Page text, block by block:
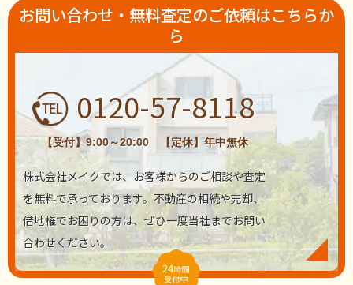
お問い合わせ・無料査定のご依頼はこちらか
ら
0120-57-8118
【受付】9:00～20:00 【定休】年中無休
株式会社メイクでは、お客様からのご相談や査定
を無料で承っております。不動産の相続や売却、
借地権でお困りの方は、ぜひ一度当社までお問い
合わせください。